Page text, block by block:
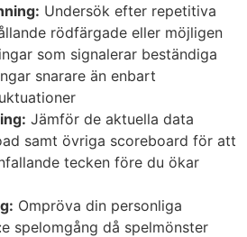
Undersök efter repetitiva
rödfärgade eller möjligen
som signalerar beständiga
snarare än enbart
Jämför de aktuella data
samt övriga scoreboard för att
tecken före du ökar
Ompröva din personliga
spelomgång då spelmönster